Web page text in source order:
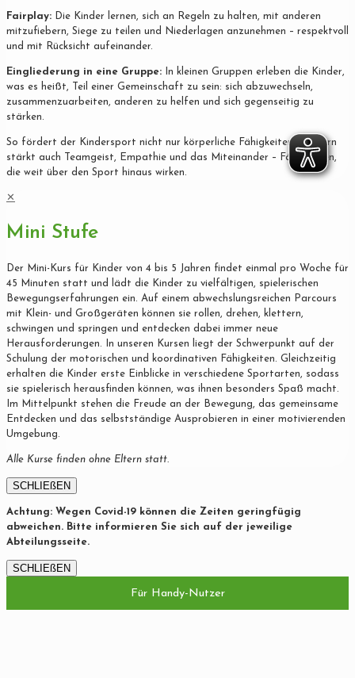
Fairplay: Die Kinder lernen, sich an Regeln zu halten, mit anderen
mitzufiebern, Siege zu teilen und Niederlagen anzunehmen – respektvoll
und mit Rücksicht aufeinander.
Eingliederung in eine Gruppe: In kleinen Gruppen erleben die Kinder,
was es heißt, Teil einer Gemeinschaft zu sein: sich abzuwechseln,
zusammenzuarbeiten, anderen zu helfen und sich gegenseitig zu
stärken.
So fördert der Kindersport nicht nur körperliche Fähigkeiten, sondern
stärkt auch Teamgeist, Empathie und das Miteinander – Fähigkeiten,
die weit über den Sport hinaus wirken.
✕
Mini Stufe
Der Mini-Kurs für Kinder von 4 bis 5 Jahren findet einmal pro Woche für
45 Minuten statt und lädt die Kinder zu vielfältigen, spielerischen
Bewegungserfahrungen ein. Auf einem abwechslungsreichen Parcours
mit Klein- und Großgeräten können sie rollen, drehen, klettern,
schwingen und springen und entdecken dabei immer neue
Herausforderungen. In unseren Kursen liegt der Schwerpunkt auf der
Schulung der motorischen und koordinativen Fähigkeiten. Gleichzeitig
erhalten die Kinder erste Einblicke in verschiedene Sportarten, sodass
sie spielerisch herausfinden können, was ihnen besonders Spaß macht.
Im Mittelpunkt stehen die Freude an der Bewegung, das gemeinsame
Entdecken und das selbstständige Ausprobieren in einer motivierenden
Umgebung.
Alle Kurse finden ohne Eltern statt.
SCHLIEßEN
Achtung: Wegen Covid-19 können die Zeiten geringfügig
abweichen. Bitte informieren Sie sich auf der jeweilige
Abteilungsseite.
SCHLIEßEN
Für Handy-Nutzer